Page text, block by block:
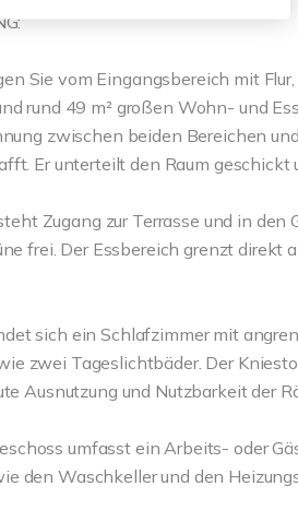
Sie vom Eingangsbereich mit
rund 49 m² großen Wohn- und
zwischen beiden Bereichen
Er unterteilt den Raum geschickt
Zugang zur Terrasse und in
frei. Der Essbereich grenzt direkt
sich ein Schlafzimmer mit
zwei Tageslichtbäder. Der
Ausnutzung und Nutzbarkeit der
umfasst ein Arbeits- oder
den Waschkeller und den